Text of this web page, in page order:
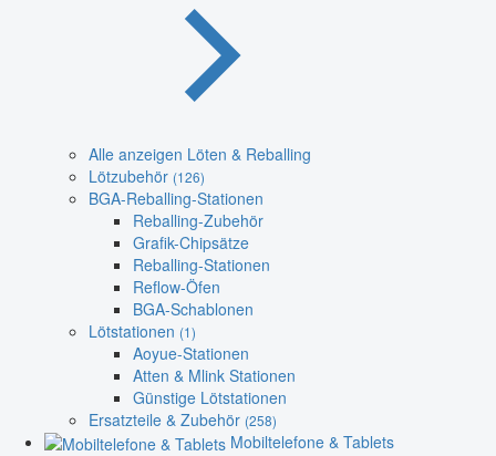
Alle anzeigen Löten & Reballing
Lötzubehör (126)
BGA-Reballing-Stationen
Reballing-Zubehör
Grafik-Chipsätze
Reballing-Stationen
Reflow-Öfen
BGA-Schablonen
Lötstationen (1)
Aoyue-Stationen
Atten & Mlink Stationen
Günstige Lötstationen
Ersatzteile & Zubehör (258)
Mobiltelefone & Tablets